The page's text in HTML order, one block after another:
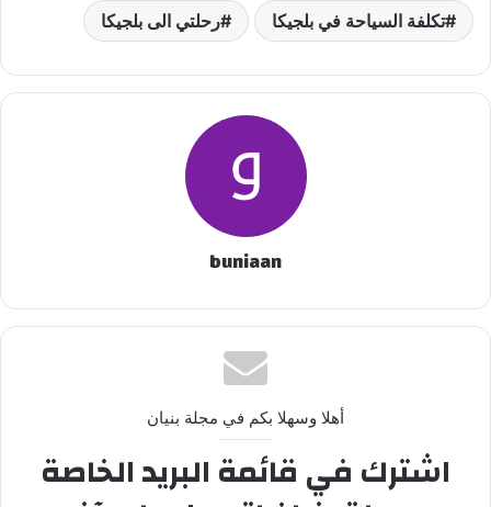
تكلفة السياحة في بلجيكا رحلتي الى بلجيكا
buniaan
أهلا وسهلا بكم في مجلة بنيان
اشترك في قائمة البريد الخاصة